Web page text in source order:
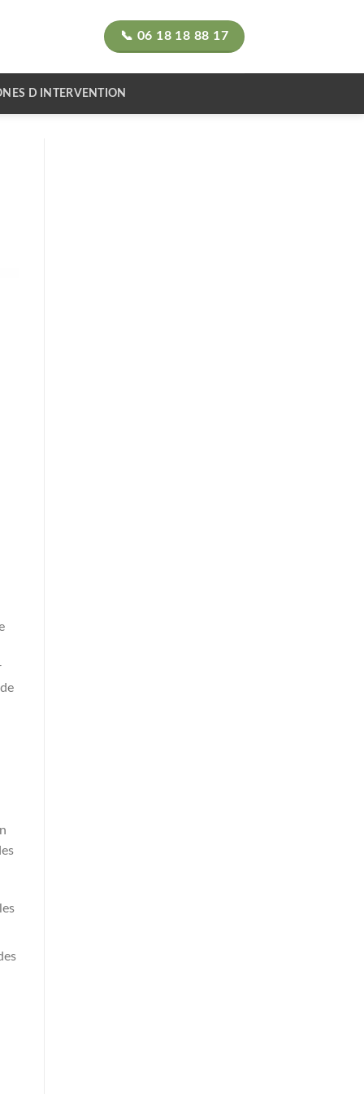
📞 06 18 18 88 17
D INTERVENTION